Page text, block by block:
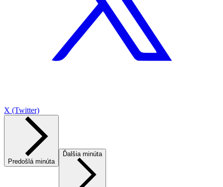
X (Twitter)
Predošlá minúta
Ďalšia minúta